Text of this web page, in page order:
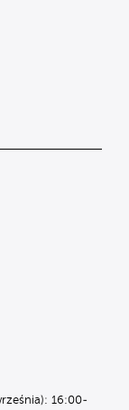
16:00-